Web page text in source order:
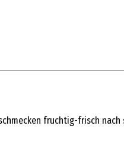
fruchtig-frisch nach